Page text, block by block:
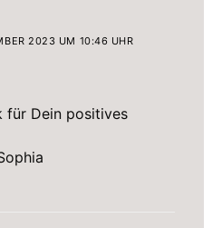
2023 UM 10:46 UHR
für Dein positives